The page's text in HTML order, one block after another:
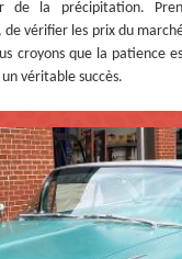
de la précipitation.
vérifier les prix du
croyons que la patience
véritable succès.